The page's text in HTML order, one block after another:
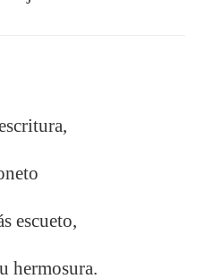
escueto,
hermosura.